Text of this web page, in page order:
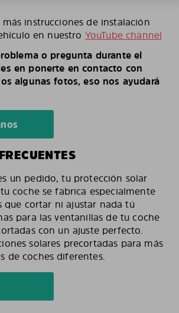
instrucciones de instalación
en nuestro YouTube channel
o pregunta durante el
en ponerte en contacto con
algunas fotos, eso nos ayudará
un pedido, tu protección solar
coche se fabrica especialmente
que cortar ni ajustar nada tú
para las ventanillas de tu coche
con un ajuste perfecto.
solares precortadas para más
de coches diferentes.